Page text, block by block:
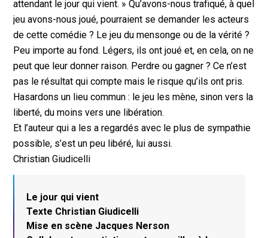
attendant le jour qui vient. » Qu’avons-nous trafiqué, à quel
jeu avons-nous joué, pourraient se demander les acteurs
de cette comédie ? Le jeu du mensonge ou de la vérité ?
Peu importe au fond. Légers, ils ont joué et, en cela, on ne
peut que leur donner raison. Perdre ou gagner ? Ce n’est
pas le résultat qui compte mais le risque qu’ils ont pris.
Hasardons un lieu commun : le jeu les mène, sinon vers la
liberté, du moins vers une libération.
Et l’auteur qui a les a regardés avec le plus de sympathie
possible, s’est un peu libéré, lui aussi.
Christian Giudicelli
Le jour qui vient
Texte Christian Giudicelli
Mise en scène Jacques Nerson